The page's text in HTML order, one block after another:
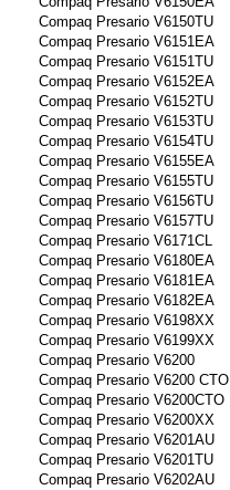
Compaq Presario V6150TU
Compaq Presario V6151EA
Compaq Presario V6151TU
Compaq Presario V6152EA
Compaq Presario V6152TU
Compaq Presario V6153TU
Compaq Presario V6154TU
Compaq Presario V6155EA
Compaq Presario V6155TU
Compaq Presario V6156TU
Compaq Presario V6157TU
Compaq Presario V6171CL
Compaq Presario V6180EA
Compaq Presario V6181EA
Compaq Presario V6182EA
Compaq Presario V6198XX
Compaq Presario V6199XX
Compaq Presario V6200
Compaq Presario V6200 CTO
Compaq Presario V6200CTO
Compaq Presario V6200XX
Compaq Presario V6201AU
Compaq Presario V6201TU
Compaq Presario V6202AU